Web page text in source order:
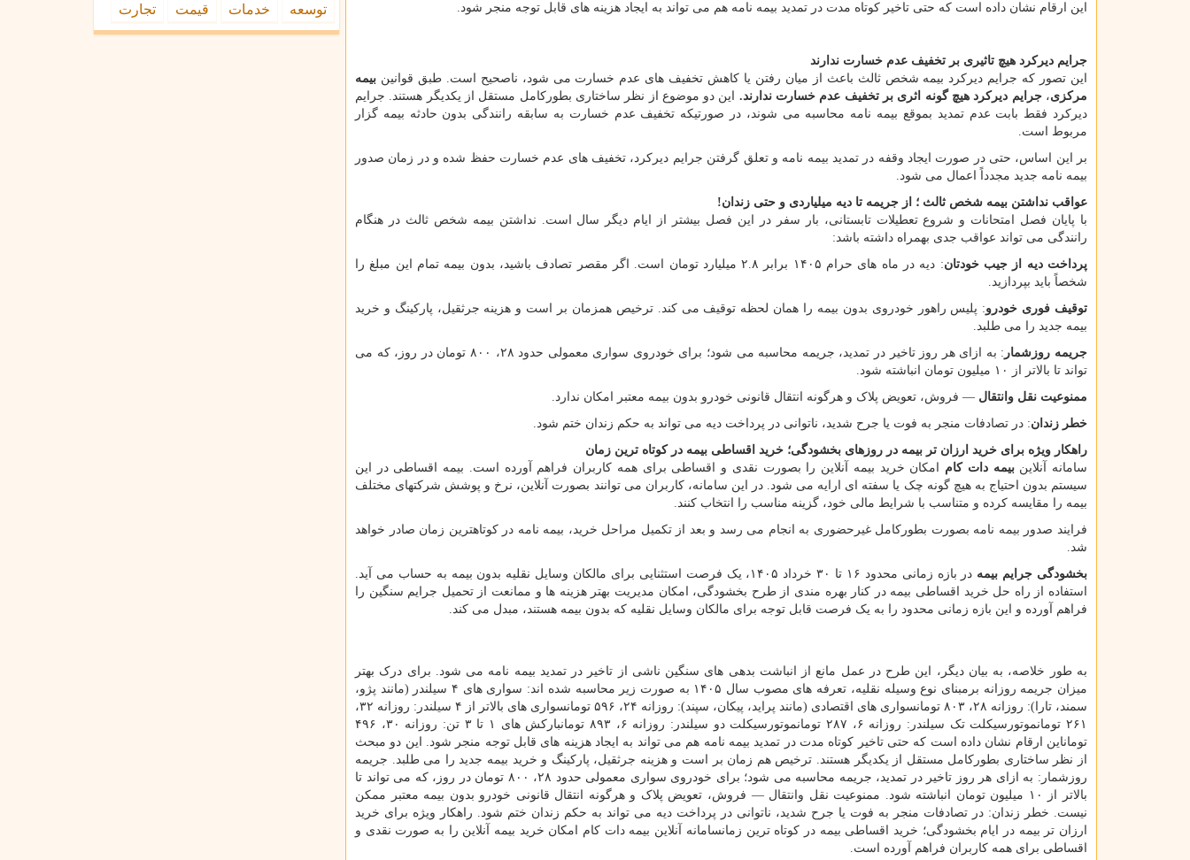
این ارقام نشان داده است که حتی تاخیر کوتاه مدت در تمدید بیمه نامه هم می تواند به ایجاد هزینه های قابل توجه منجر شود.
جرایم دیرکرد هیچ تاثیری بر تخفیف عدم خسارت ندارند
این تصور که جرایم دیرکرد بیمه شخص ثالث باعث از میان رفتن یا کاهش تخفیف های عدم خسارت می شود، ناصحیح است. طبق قوانین بیمه
مرکزی،جرایم دیرکرد هیچ گونه اثری بر تخفیف عدم خسارت ندارند. این دو موضوع از نظر ساختاری بطورکامل مستقل از یکدیگر هستند. جرایم
دیرکرد فقط بابت عدم تمدید بموقع بیمه نامه محاسبه می شوند، در صورتیکه تخفیف عدم خسارت به سابقه رانندگی بدون حادثه بیمه گزار
مربوط است.
بر این اساس، حتی در صورت ایجاد وقفه در تمدید بیمه نامه و تعلق گرفتن جرایم دیرکرد، تخفیف های عدم خسارت حفظ شده و در زمان صدور
بیمه نامه جدید مجدداً اعمال می شود.
عواقب نداشتن بیمه شخص ثالث ؛ از جریمه تا دیه میلیاردی و حتی زندان!
با پایان فصل امتحانات و شروع تعطیلات تابستانی، بار سفر در این فصل بیشتر از ایام دیگر سال است. نداشتن بیمه شخص ثالث در هنگام
رانندگی می تواند عواقب جدی بهمراه داشته باشد:
پرداخت دیه از جیب خودتان
: دیه در ماه های حرام ۱۴۰۵ برابر ۲.۸ میلیارد تومان است. اگر مقصر تصادف باشید، بدون بیمه تمام این مبلغ را
شخصاً باید بپردازید.
توقیف فوری خودرو: پلیس راهور خودروی بدون بیمه را همان لحظه توقیف می کند. ترخیص همزمان بر است و هزینه جرثقیل، پارکینگ و خرید
بیمه جدید را می طلبد.
جریمه روزشمار
: به ازای هر روز تاخیر در تمدید، جریمه محاسبه می شود؛ برای خودروی سواری معمولی حدود ۲۸، ۸۰۰ تومان در روز، که می
تواند تا بالاتر از ۱۰ میلیون تومان انباشته شود.
ممنوعیت نقل وانتقال — فروش، تعویض پلاک و هرگونه انتقال قانونی خودرو بدون بیمه معتبر امکان ندارد.
خطر زندان: در تصادفات منجر به فوت یا جرح شدید، ناتوانی در پرداخت دیه می تواند به حکم زندان ختم شود.
راهکار ویژه برای خرید ارزان تر بیمه در روزهای بخشودگی؛ خرید اقساطی بیمه در کوتاه ترین زمان
سامانه آنلاینبیمه دات کام امکان خرید بیمه آنلاین را بصورت نقدی و اقساطی برای همه کاربران فراهم آورده است. بیمه اقساطی در این
سیستم بدون احتیاج به هیچ گونه چک یا سفته ای ارایه می شود. در این سامانه، کاربران می توانند بصورت آنلاین، نرخ و پوشش شرکتهای مختلف
بیمه را مقایسه کرده و متناسب با شرایط مالی خود، گزینه مناسب را انتخاب کنند.
فرایند صدور بیمه نامه بصورت بطورکامل غیرحضوری به انجام می رسد و بعد از تکمیل مراحل خرید، بیمه نامه در کوتاهترین زمان صادر خواهد
شد.
بخشودگی جرایم بیمه
در بازه زمانی محدود ۱۶ تا ۳۰ خرداد ۱۴۰۵، یک فرصت استثنایی برای مالکان وسایل نقلیه بدون بیمه به حساب می آید.
استفاده از راه حل خرید اقساطی بیمه در کنار بهره مندی از طرح بخشودگی، امکان مدیریت بهتر هزینه ها و ممانعت از تحمیل جرایم سنگین را
فراهم آورده و این بازه زمانی محدود را به یک فرصت قابل توجه برای مالکان وسایل نقلیه که بدون بیمه هستند، مبدل می کند.
به طور خلاصه، به بیان دیگر، این طرح در عمل مانع از انباشت بدهی های سنگین ناشی از تاخیر در تمدید بیمه نامه می شود. برای درک بهتر
میزان جریمه روزانه برمبنای نوع وسیله نقلیه، تعرفه های مصوب سال ۱۴۰۵ به صورت زیر محاسبه شده اند: سواری های ۴ سیلندر (مانند پژو،
سمند، تارا): روزانه ۲۸، ۸۰۳ تومانسواری های اقتصادی (مانند پراید، پیکان، سپند): روزانه ۲۴، ۵۹۶ تومانسواری های بالاتر از ۴ سیلندر: روزانه ۳۲،
۲۶۱ تومانموتورسیکلت تک سیلندر: روزانه ۶، ۲۸۷ تومانموتورسیکلت دو سیلندر: روزانه ۶، ۸۹۳ تومانبارکش های ۱ تا ۳ تن: روزانه ۳۰، ۴۹۶
توماناین ارقام نشان داده است که حتی تاخیر کوتاه مدت در تمدید بیمه نامه هم می تواند به ایجاد هزینه های قابل توجه منجر شود. این دو مبحث
از نظر ساختاری بطورکامل مستقل از یکدیگر هستند. ترخیص هم زمان بر است و هزینه جرثقیل، پارکینگ و خرید بیمه جدید را می طلبد. جریمه
روزشمار: به ازای هر روز تاخیر در تمدید، جریمه محاسبه می شود؛ برای خودروی سواری معمولی حدود ۲۸، ۸۰۰ تومان در روز، که می تواند تا
بالاتر از ۱۰ میلیون تومان انباشته شود. ممنوعیت نقل وانتقال — فروش، تعویض پلاک و هرگونه انتقال قانونی خودرو بدون بیمه معتبر ممکن
نیست. خطر زندان: در تصادفات منجر به فوت یا جرح شدید، ناتوانی در پرداخت دیه می تواند به حکم زندان ختم شود. راهکار ویژه برای خرید
ارزان تر بیمه در ایام بخشودگی؛ خرید اقساطی بیمه در کوتاه ترین زمانسامانه آنلاین بیمه دات کام امکان خرید بیمه آنلاین را به صورت نقدی و
اقساطی برای همه کاربران فراهم آورده است.
توسعه
خدمات قیمت تجارت